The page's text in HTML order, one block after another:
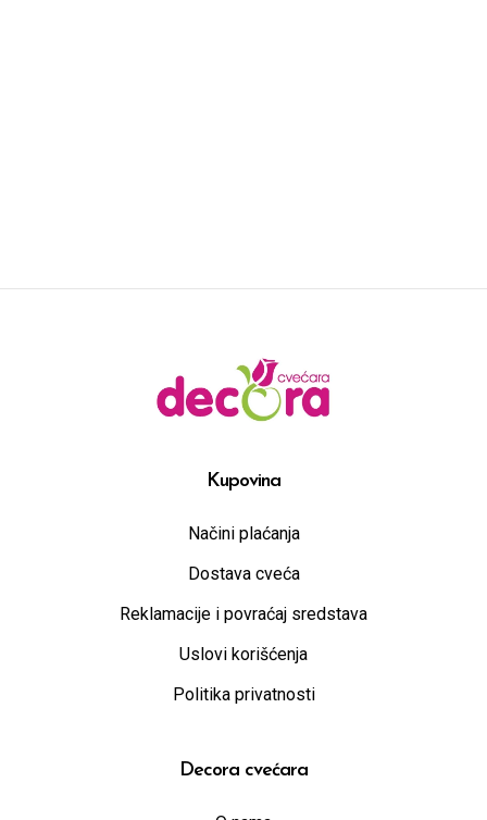
Kupovina
Načini plaćanja
Dostava cveća
Reklamacije i povraćaj sredstava
Uslovi korišćenja
Politika privatnosti
Decora cvećara